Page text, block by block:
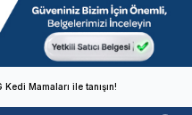
Mamaları ile tanışın!